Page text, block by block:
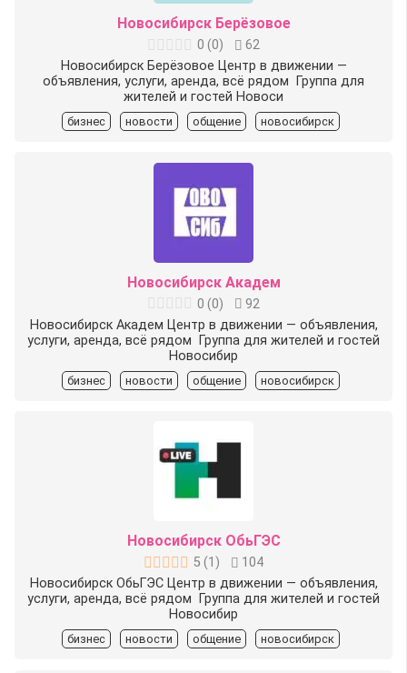
Новосибирск Берёзовое
0 (0)
62
Новосибирск Берёзовое Центр в движении —
объявления, услуги, аренда, всё рядом ️ Группа для
жителей и гостей Новоси
бизнес новости общение новосибирск
Новосибирск Академ
0 (0)
92
Новосибирск Академ Центр в движении — объявления,
услуги, аренда, всё рядом ️ Группа для жителей и гостей
Новосибир
бизнес новости общение новосибирск
Новосибирск ОбьГЭС
5 (1 )
104
Новосибирск ОбьГЭС Центр в движении — объявления,
услуги, аренда, всё рядом ️ Группа для жителей и гостей
Новосибир
бизнес новости общение новосибирск